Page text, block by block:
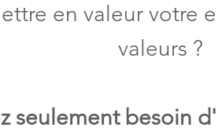
en valeur votre
valeurs ?
seulement besoin